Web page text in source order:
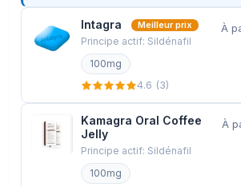
(images d'un article réel
taille et l'apparence d'une
ordinaire (9,4x4,3x0,3 pouces
24x11x0,7 cm) et son
pas être vu.
Intagra Meilleur prix
Principe actif: Sildénafil
100mg
À
4.6 (3)
Kamagra Oral Coffee
Jelly
Principe actif: Sildénafil
100mg
À